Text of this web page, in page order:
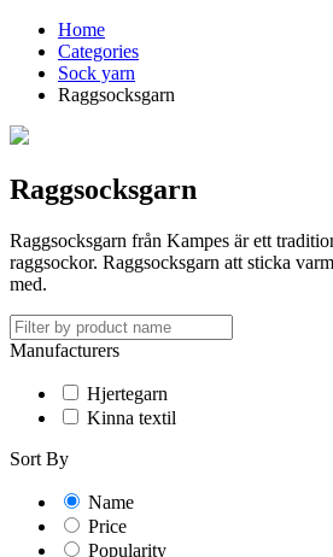
Home
Categories
Sock yarn
Raggsocksgarn
Raggsocksgarn
Raggsocksgarn från Kampes är ett
raggsockor. Raggsocksgarn att sticka
med.
Manufacturers
Hjertegarn
Kinna textil
Sort By
Name
Price
Popularity